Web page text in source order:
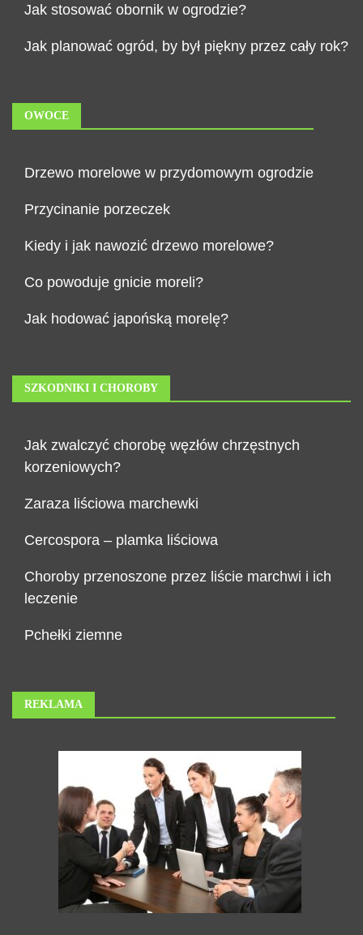
Jak stosować obornik w ogrodzie?
Jak planować ogród, by był piękny przez cały rok?
OWOCE
Drzewo morelowe w przydomowym ogrodzie
Przycinanie porzeczek
Kiedy i jak nawozić drzewo morelowe?
Co powoduje gnicie moreli?
Jak hodować japońską morelę?
SZKODNIKI I CHOROBY
Jak zwalczyć chorobę węzłów chrzęstnych
korzeniowych?
Zaraza liściowa marchewki
Cercospora – plamka liściowa
Choroby przenoszone przez liście marchwi i ich
leczenie
Pchełki ziemne
REKLAMA